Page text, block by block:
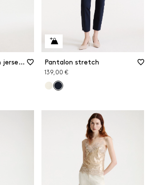
Pantalon bootcut en jersey stretch Pantalon stretch
139,00 €